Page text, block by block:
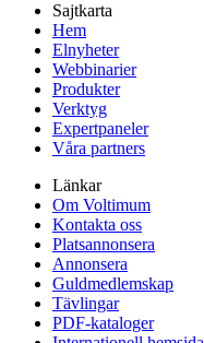
Sajtkarta
Hem
Elnyheter
Webbinarier
Produkter
Verktyg
Expertpaneler
Våra partners
Länkar
Om Voltimum
Kontakta oss
Platsannonsera
Annonsera
Guldmedlemskap
Tävlingar
PDF-kataloger